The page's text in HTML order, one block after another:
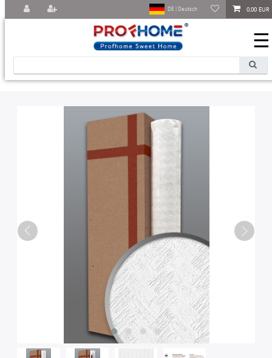
0,00 EUR
DE | Deutsch
☰